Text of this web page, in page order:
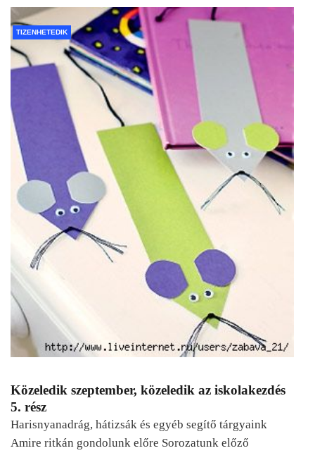
TIZENHETEDIK
Közeledik szeptember, közeledik az iskolakezdés
5. rész
Harisnyanadrág, hátizsák és egyéb segítő tárgyaink
Amire ritkán gondolunk előre Sorozatunk előző